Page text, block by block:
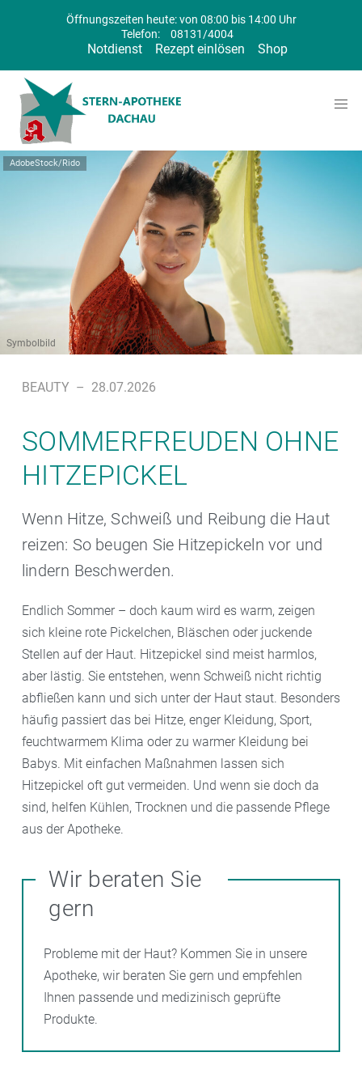
Öffnungszeiten heute: von 08:00 bis 14:00 Uhr
Telefon:
08131/4004
Notdienst Rezept einlösen Shop
AdobeStock/Rido
Symbolbild
BEAUTY – 28.07.2026
SOMMERFREUDEN OHNE
HITZEPICKEL
Wenn Hitze, Schweiß und Reibung die Haut
reizen: So beugen Sie Hitzepickeln vor und
lindern Beschwerden.
Endlich Sommer – doch kaum wird es warm, zeigen
sich kleine rote Pickelchen, Bläschen oder juckende
Stellen auf der Haut. Hitzepickel sind meist harmlos,
aber lästig. Sie entstehen, wenn Schweiß nicht richtig
abfließen kann und sich unter der Haut staut. Besonders
häufig passiert das bei Hitze, enger Kleidung, Sport,
feuchtwarmem Klima oder zu warmer Kleidung bei
Babys. Mit einfachen Maßnahmen lassen sich
Hitzepickel oft gut vermeiden. Und wenn sie doch da
sind, helfen Kühlen, Trocknen und die passende Pflege
aus der Apotheke.
Wir beraten Sie
gern
Probleme mit der Haut? Kommen Sie in unsere
Apotheke, wir beraten Sie gern und empfehlen
Ihnen passende und medizinisch geprüfte
Produkte.